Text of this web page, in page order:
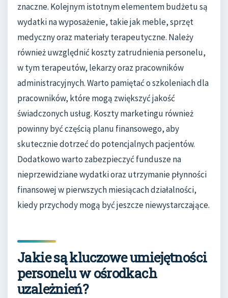
znaczne. Kolejnym istotnym elementem budżetu są
wydatki na wyposażenie, takie jak meble, sprzęt
medyczny oraz materiały terapeutyczne. Należy
również uwzględnić koszty zatrudnienia personelu,
w tym terapeutów, lekarzy oraz pracowników
administracyjnych. Warto pamiętać o szkoleniach dla
pracowników, które mogą zwiększyć jakość
świadczonych usług. Koszty marketingu również
powinny być częścią planu finansowego, aby
skutecznie dotrzeć do potencjalnych pacjentów.
Dodatkowo warto zabezpieczyć fundusze na
nieprzewidziane wydatki oraz utrzymanie płynności
finansowej w pierwszych miesiącach działalności,
kiedy przychody mogą być jeszcze niewystarczające.
Jakie są kluczowe umiejętności
personelu w ośrodkach
uzależnień?